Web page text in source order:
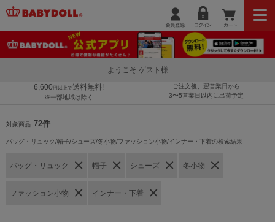
ようこそ ゲスト様
6,600 円以上で送料無料!
※一部地域は除く
ご注文後、翌営業日から
3〜5営業日以内に出荷予定
対象商品 72件
バッグ・リュック/帽子/シューズ/冬小物/ファッション小物/インナー・下着の検索結果
バッグ・リュック 帽子 シューズ 冬小物
ファッション小物 インナー・下着